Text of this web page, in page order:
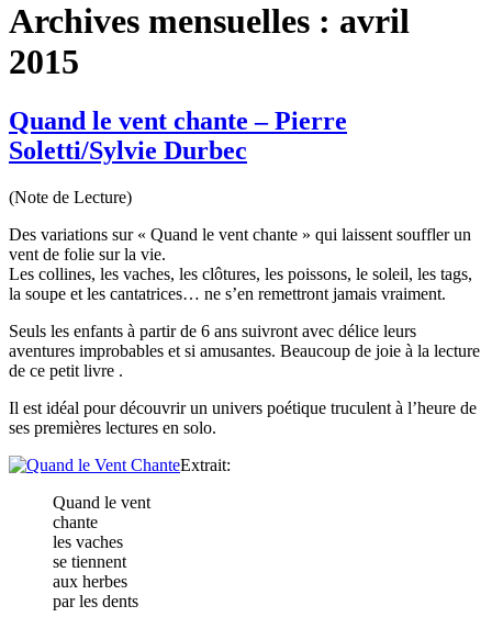
Archives mensuelles : avril
2015
Quand le vent chante – Pierre
Soletti/Sylvie Durbec
(Note de Lecture)
Des variations sur « Quand le vent chante » qui laissent souffler un
vent de folie sur la vie.
Les collines, les vaches, les clôtures, les poissons, le soleil, les tags,
la soupe et les cantatrices… ne s’en remettront jamais vraiment.
Seuls les enfants à partir de 6 ans suivront avec délice leurs
aventures improbables et si amusantes. Beaucoup de joie à la lecture
de ce petit livre .
Il est idéal pour découvrir un univers poétique truculent à l’heure de
ses premières lectures en solo.
Extrait:
Quand le vent
chante
les vaches
se tiennent
aux herbes
par les dents